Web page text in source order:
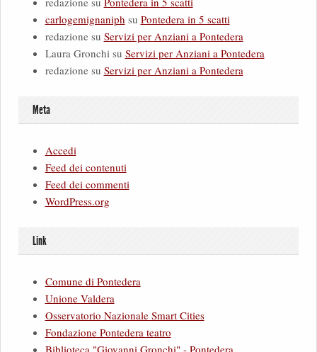
carlogemignaniph su Pontedera in 5 scatti
redazionesu Servizi per Anziani a Pontedera
Laura Gronchisu Servizi per Anziani a Pontedera
redazionesu Servizi per Anziani a Pontedera
Meta
Accedi
Feed dei contenuti
Feed dei commenti
WordPress.org
Link
Comune di Pontedera
Unione Valdera
Osservatorio Nazionale Smart Cities
Fondazione Pontedera teatro